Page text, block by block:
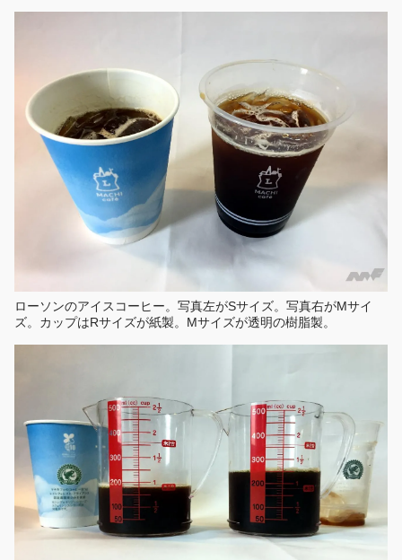
ローソンのアイスコーヒー。写真左がSサイズ。写真右がMサイ
ズ。カップはRサイズが紙製。Mサイズが透明の樹脂製。